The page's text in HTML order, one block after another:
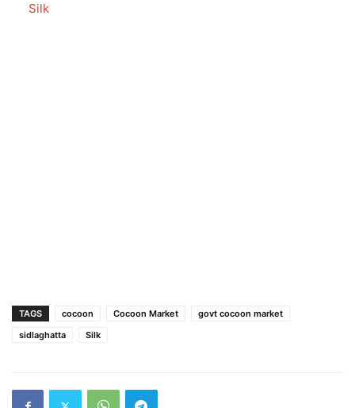
In relation to
Silk
TAGS cocoon Cocoon Market
govt cocoon market
sidlaghatta
Silk